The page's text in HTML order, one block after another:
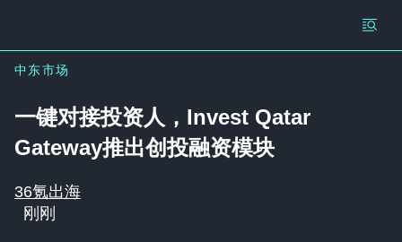
中东市场
一键对接投资人，Invest Qatar
Gateway推出创投融资模块
36氪出海
刚刚